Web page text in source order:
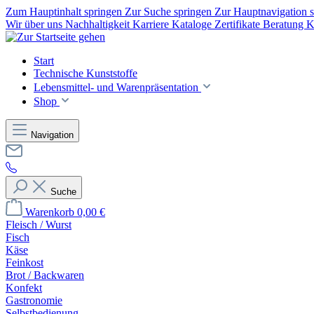
Zum Hauptinhalt springen Zur Suche springen Zur Hauptnavigation
Wir über uns Nachhaltigkeit Karriere Kataloge Zertifikate Beratung
Start
Technische Kunststoffe
Lebensmittel- und Warenpräsentation
Shop
Navigation
Suche
Warenkorb 0,00 €
Fleisch / Wurst
Fisch
Käse
Feinkost
Brot / Backwaren
Konfekt
Gastronomie